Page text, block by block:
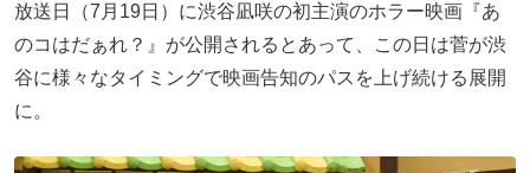
放送日（7月19日）に渋谷凪咲の初主演のホラー映画『あ
のコはだぁれ？』が公開されるとあって、この日は菅が渋
谷に様々なタイミングで映画告知のパスを上げ続ける展開
に。